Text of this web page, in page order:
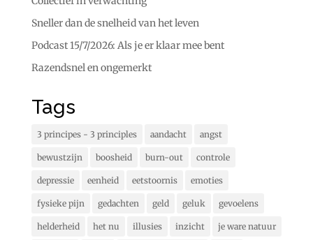
Sneller dan de snelheid van het leven
Podcast 15/7/2026: Als je er klaar mee bent
Razendsnel en ongemerkt
Tags
3 principes - 3 principles aandacht angst
bewustzijn boosheid burn-out controle
depressie eenheid eetstoornis emoties
fysieke pijn gedachten geld geluk gevoelens
helderheid het nu illusies inzicht je ware natuur